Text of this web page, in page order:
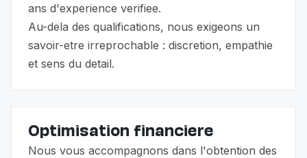
ans d'experience verifiee.
Au-dela des qualifications, nous exigeons un
savoir-etre irreprochable : discretion, empathie
et sens du detail.
Optimisation financiere
Nous vous accompagnons dans l'obtention des